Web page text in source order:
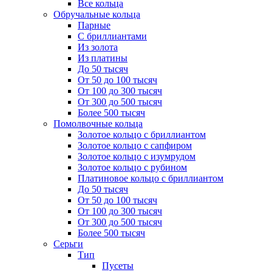
Все кольца
Обручальные кольца
Парные
С бриллиантами
Из золота
Из платины
До 50 тысяч
От 50 до 100 тысяч
От 100 до 300 тысяч
От 300 до 500 тысяч
Более 500 тысяч
Помолвочные кольца
Золотое кольцо с бриллиантом
Золотое кольцо с сапфиром
Золотое кольцо с изумрудом
Золотое кольцо с рубином
Платиновое кольцо с бриллиантом
До 50 тысяч
От 50 до 100 тысяч
От 100 до 300 тысяч
От 300 до 500 тысяч
Более 500 тысяч
Серьги
Тип
Пусеты